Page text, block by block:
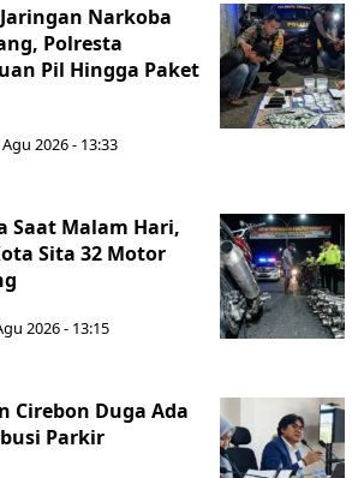
Narkoba
Polresta
Pil Hingga Paket
2026 - 13:33
Saat Malam Hari,
Sita 32 Motor
2026 - 13:15
Cirebon Duga Ada
Parkir